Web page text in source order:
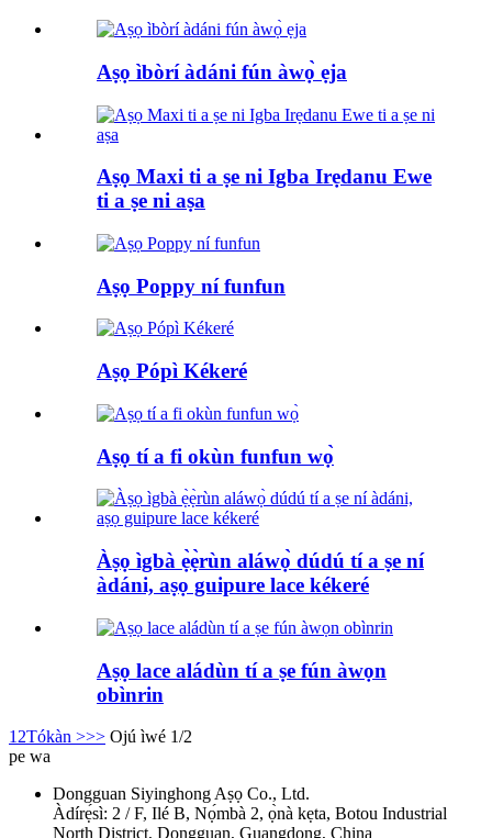
Aṣọ ìbòrí àdáni fún àwọ̀ ẹja
Aṣọ Maxi ti a ṣe ni Igba Irẹdanu Ewe
ti a ṣe ni aṣa
Aṣọ Poppy ní funfun
Aṣọ Pópì Kékeré
Aṣọ tí a fi okùn funfun wọ̀
Àṣọ ìgbà ẹ̀ẹ̀rùn aláwọ̀ dúdú tí a ṣe ní
àdáni, aṣọ guipure lace kékeré
Aṣọ lace aládùn tí a ṣe fún àwọn
obìnrin
1 2Tókàn >>> Ojú ìwé 1/2
pe wa
Dongguan Siyinghong Aṣọ Co., Ltd.
Àdírẹ́sì: 2 / F, Ilé B, Nọ́mbà 2, ọ̀nà kẹta, Botou Industrial
North District, Dongguan, Guangdong, China